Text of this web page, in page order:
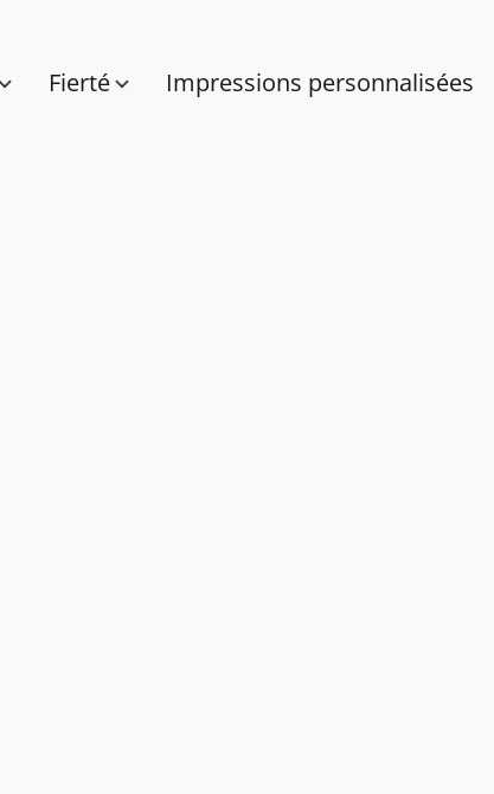
Fierté Impressions personnalisées